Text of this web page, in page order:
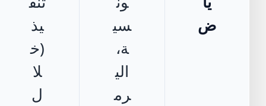
ض
سي
ة،
الي
رم
يذ
(خ
لا
ل